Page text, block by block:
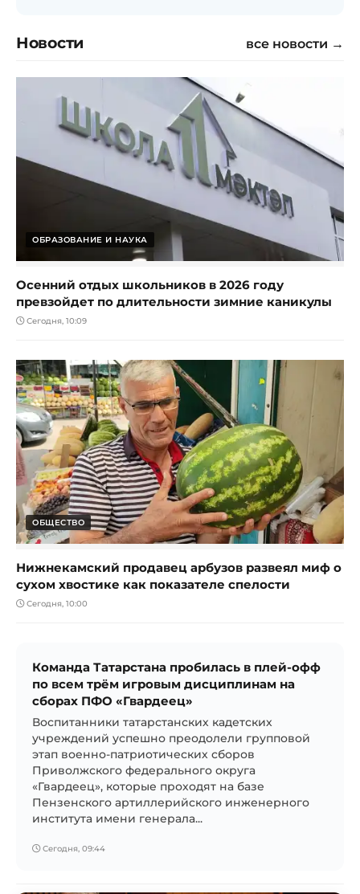
Новости все новости →
ОБРАЗОВАНИЕ И НАУКА
Осенний отдых школьников в 2026 году
превзойдет по длительности зимние каникулы
Сегодня, 10:09
ОБЩЕСТВО
Нижнекамский продавец арбузов развеял миф о
сухом хвостике как показателе спелости
Сегодня, 10:00
Команда Татарстана пробилась в плей-офф
по всем трём игровым дисциплинам на
сборах ПФО «Гвардеец»
Воспитанники татарстанских кадетских
учреждений успешно преодолели групповой
этап военно-патриотических сборов
Приволжского федерального округа
«Гвардеец», которые проходят на базе
Пензенского артиллерийского инженерного
института имени генерала...
Сегодня, 09:44